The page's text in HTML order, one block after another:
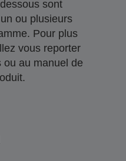
sont
ou plusieurs
Pour plus
vous reporter
ou au manuel de